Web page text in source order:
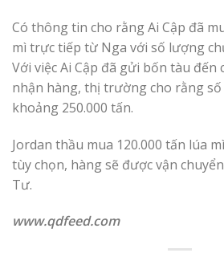
Có thông tin cho rằng Ai Cập đã
mì trực tiếp từ Nga với số lượng
Với việc Ai Cập đã gửi bốn tàu đến
nhận hàng, thị trường cho rằng
khoảng 250.000 tấn.
Jordan thầu mua 120.000 tấn lúa
tùy chọn, hàng sẽ được vận
Tư.
www.qdfeed.com